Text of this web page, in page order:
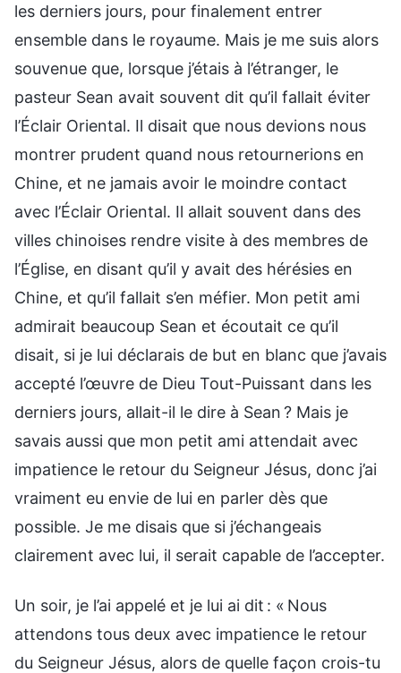
les derniers jours, pour finalement entrer
ensemble dans le royaume. Mais je me suis alors
souvenue que, lorsque j’étais à l’étranger, le
pasteur Sean avait souvent dit qu’il fallait éviter
l’Éclair Oriental. Il disait que nous devions nous
montrer prudent quand nous retournerions en
Chine, et ne jamais avoir le moindre contact
avec l’Éclair Oriental. Il allait souvent dans des
villes chinoises rendre visite à des membres de
l’Église, en disant qu’il y avait des hérésies en
Chine, et qu’il fallait s’en méfier. Mon petit ami
admirait beaucoup Sean et écoutait ce qu’il
disait, si je lui déclarais de but en blanc que j’avais
accepté l’œuvre de Dieu Tout-Puissant dans les
derniers jours, allait-il le dire à Sean ? Mais je
savais aussi que mon petit ami attendait avec
impatience le retour du Seigneur Jésus, donc j’ai
vraiment eu envie de lui en parler dès que
possible. Je me disais que si j’échangeais
clairement avec lui, il serait capable de l’accepter.
Un soir, je l’ai appelé et je lui ai dit : « Nous
attendons tous deux avec impatience le retour
du Seigneur Jésus, alors de quelle façon crois-tu